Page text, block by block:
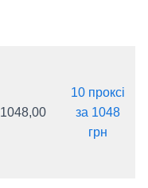
1048,00
10 проксі
за 1048
грн